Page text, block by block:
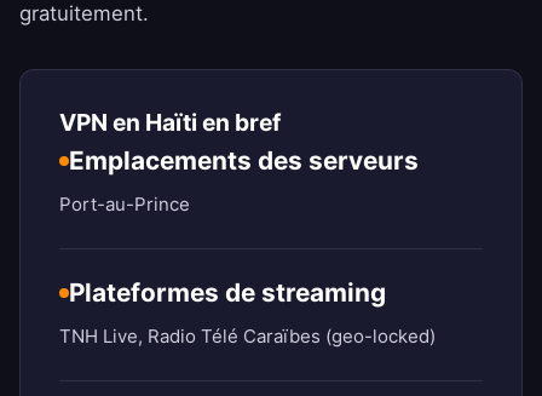
gratuitement.
VPN en Haïti en bref
Emplacements des serveurs
Port-au-Prince
Plateformes de streaming
TNH Live, Radio Télé Caraïbes (geo-locked)